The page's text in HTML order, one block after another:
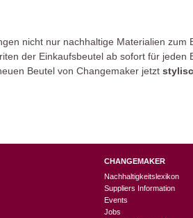
nicht nur nachhaltige Materialien zum
der Einkaufsbeutel ab sofort für jeden
Beutel von Changemaker jetzt
CHANGEMAKER
Nachhaltigkeitslexikon
Suppliers Information
Events
Jobs